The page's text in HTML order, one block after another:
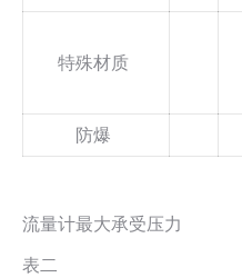
特殊材质
防爆
流量计最大承受压力
表二